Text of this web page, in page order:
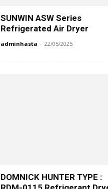
SUNWIN ASW Series
Refrigerated Air Dryer
adminhasta - 22/05/2025
DOMNICK HUNTER TYPE :